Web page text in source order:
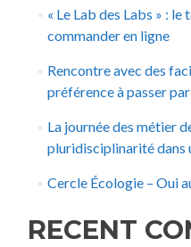
« Le Lab des Labs » :
commander en ligne
Rencontre avec des
préférence à passer
La journée des métier
pluridisciplinarité dans
Cercle Écologie – Oui
RECENT